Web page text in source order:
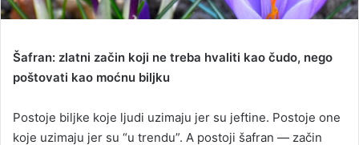
Šafran: zlatni začin koji ne treba hvaliti kao čudo, nego
poštovati kao moćnu biljku
Postoje biljke koje ljudi uzimaju jer su jeftine. Postoje one
koje uzimaju jer su “u trendu”. A postoji šafran — začin